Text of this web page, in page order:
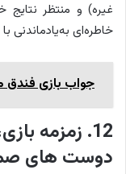
غیره) و منتظر نتایج
خاطره‌ای به‌یادماندنی
جواب بازی فندق مراحل ۱۰۸۱، ۱۰۸۲،
12. زمزمه
دوست های